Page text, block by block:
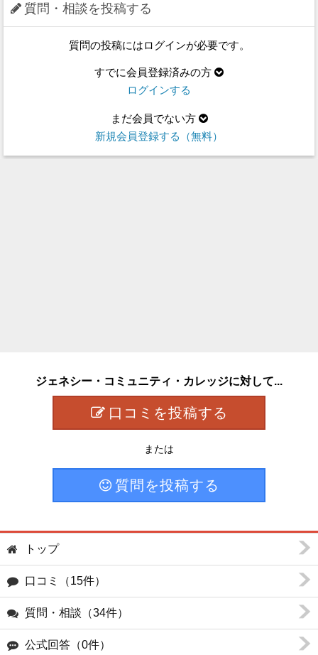
質問・相談を投稿する
質問の投稿にはログインが必要です。
すでに会員登録済みの方
ログインする
まだ会員でない方
新規会員登録する（無料）
ジェネシー・コミュニティ・カレッジに対して...
口コミを投稿する
または
質問を投稿する
トップ
口コミ（15件）
質問・相談（34件）
公式回答（0件）